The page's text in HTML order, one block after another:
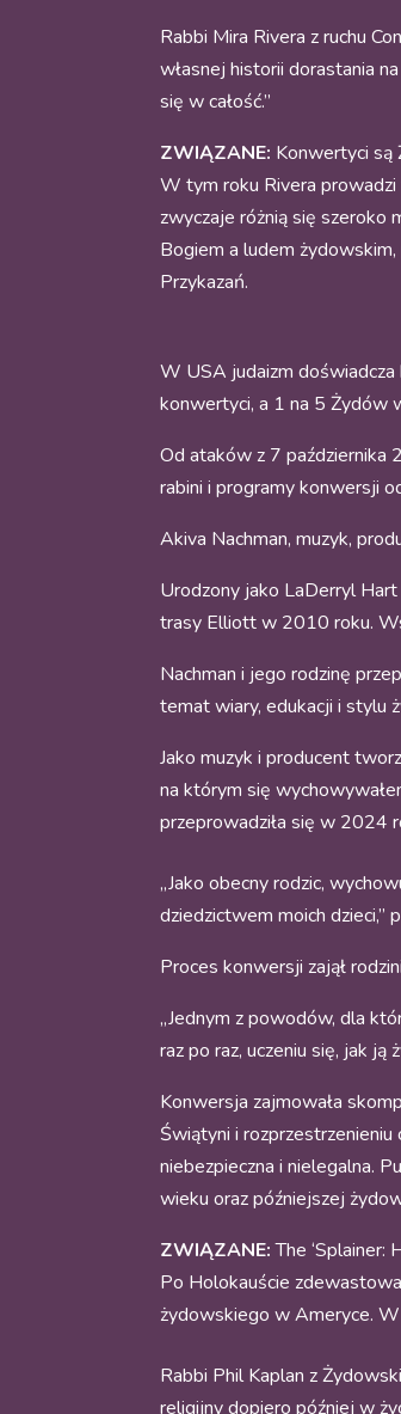
Rabbi Mira Rivera z ruchu
własnej historii dorastania
się w całość.”
ZWIĄZANE: Konwertyci są
W tym roku Rivera prowadzi
zwyczaje różnią się szeroko
Bogiem a ludem
Przykazań.
W USA judaizm
konwertyci, a 1 na 5 Żydów
Od ataków z 7 października
rabini i programy konwersji
Akiva Nachman, muzyk,
Urodzony jako LaDerryl
trasy Elliott w 2010 roku.
Nachman i jego rodzinę
temat wiary, edukacji i stylu
Jako muzyk i producent
na którym się
przeprowadziła się w 2024
„Jako obecny rodzic,
dziedzictwem moich dzieci,”
Proces konwersji zajął
„Jednym z powodów, dla
raz po raz, uczeniu się, jak ją
Konwersja zajmowała
Świątyni i
niebezpieczna i nielegalna.
wieku oraz późniejszej
ZWIĄZANE:The ‘Splainer:
Po Holokauście
żydowskiego w Ameryce.
Rabbi Phil Kaplan z
religijny dopiero później w